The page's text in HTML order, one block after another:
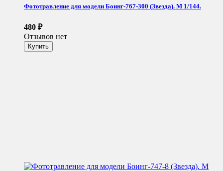
Фототравление для модели Боинг-767-300 (Звезда). М 1/144.
480 ₽
Отзывов нет